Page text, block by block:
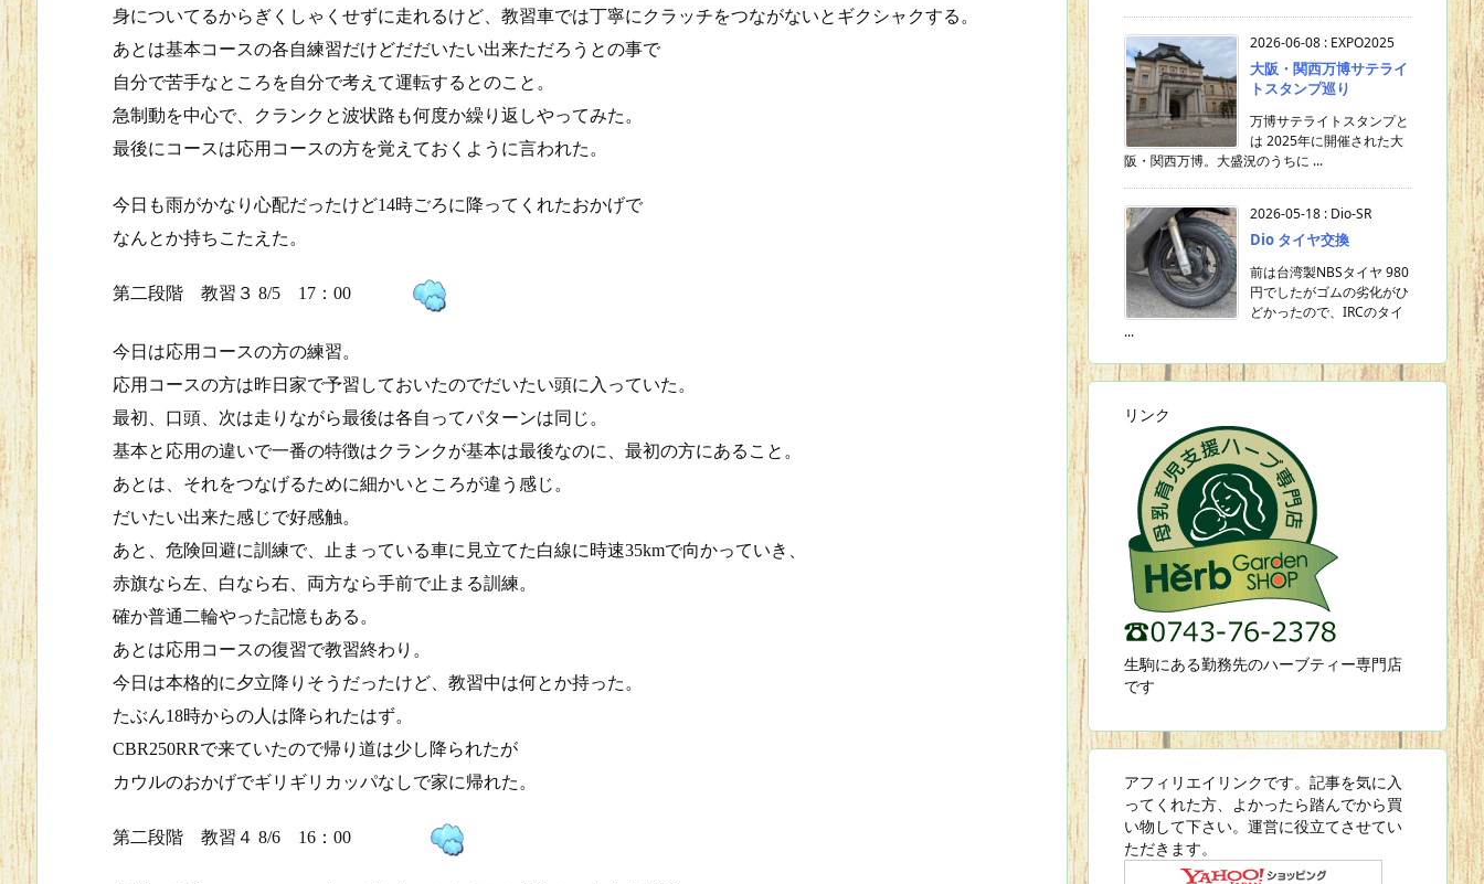
身についてるからぎくしゃくせずに走れるけど、教習車では丁寧にクラッチをつながないとギクシャクする。
あとは基本コースの各自練習だけどだだいたい出来ただろうとの事で
自分で苦手なところを自分で考えて運転するとのこと。
急制動を中心で、クランクと波状路も何度か繰り返しやってみた。
最後にコースは応用コースの方を覚えておくように言われた。
今日も雨がかなり心配だったけど14時ごろに降ってくれたおかげで
なんとか持ちこたえた。
第二段階 教習３ 8/5 17：00
今日は応用コースの方の練習。
応用コースの方は昨日家で予習しておいたのでだいたい頭に入っていた。
最初、口頭、次は走りながら最後は各自ってパターンは同じ。
基本と応用の違いで一番の特徴はクランクが基本は最後なのに、最初の方にあること。
あとは、それをつなげるために細かいところが違う感じ。
だいたい出来た感じで好感触。
あと、危険回避に訓練で、止まっている車に見立てた白線に時速35kmで向かっていき、
赤旗なら左、白なら右、両方なら手前で止まる訓練。
確か普通二輪やった記憶もある。
あとは応用コースの復習で教習終わり。
今日は本格的に夕立降りそうだったけど、教習中は何とか持った。
たぶん18時からの人は降られたはず。
CBR250RRで来ていたので帰り道は少し降られたが
カウルのおかげでギリギリカッパなしで家に帰れた。
第二段階 教習４ 8/6 16：00
2026-06-08 : EXPO2025
大阪・関西万博サテライ
トスタンプ巡り
万博サテライトスタンプと
は 2025年に開催された大
阪・関西万博。大盛況のうちに ...
2026-05-18 : Dio-SR
Dio タイヤ交換
前は台湾製NBSタイヤ 980
円でしたがゴムの劣化がひ
どかったので、IRCのタイ
...
リンク
生駒にある勤務先のハーブティー専門店
です
アフィリエイリンクです。記事を気に入
ってくれた方、よかったら踏んでから買
い物して下さい。運営に役立てさせてい
ただきます。